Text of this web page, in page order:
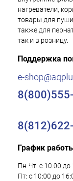
нагреватели,
товары для
также для
так и в розницу.
Поддержка
e-
График
Пн-Чт: с 10:00 до
Пт: с 10:00 до